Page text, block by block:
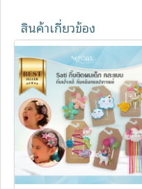
สินค้าเกี่ยวข้อง